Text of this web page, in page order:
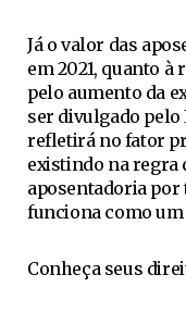
Já o valor das
em 2021, quanto à
pelo aumento da
ser divulgado pelo
refletirá no fator
existindo na regra
aposentadoria por
funciona como
Conheça seus